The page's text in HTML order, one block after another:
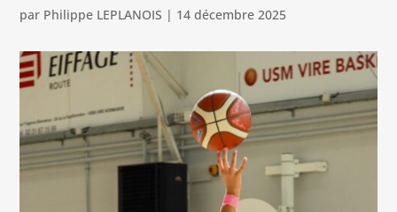
par Philippe LEPLANOIS | 14 décembre 2025